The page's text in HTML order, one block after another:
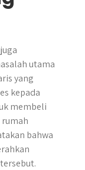
utama
yang
kepada
membeli
bahwa